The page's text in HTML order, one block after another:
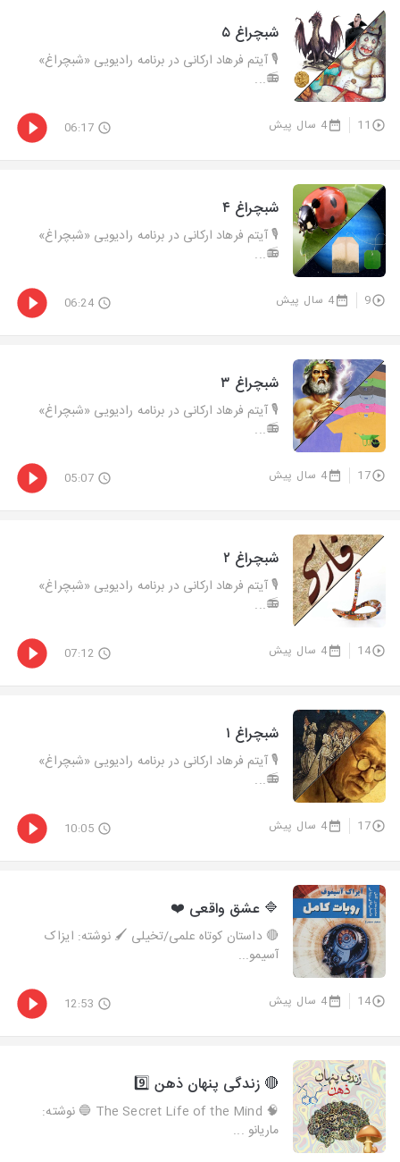
شبچراغ ۵
🎙 آیتم فرهاد ارکانی در برنامه رادیویی «شبچراغ»
📻...
11 4 سال پیش 06:17
شبچراغ ۴
🎙 آیتم فرهاد ارکانی در برنامه رادیویی «شبچراغ»
📻...
9 4 سال پیش 06:24
شبچراغ ۳
🎙 آیتم فرهاد ارکانی در برنامه رادیویی «شبچراغ»
📻...
17 4 سال پیش 05:07
شبچراغ ۲
🎙 آیتم فرهاد ارکانی در برنامه رادیویی «شبچراغ»
📻...
14 4 سال پیش 07:12
شبچراغ ۱
🎙 آیتم فرهاد ارکانی در برنامه رادیویی «شبچراغ»
📻...
17 4 سال پیش 10:05
🔷 عشق واقعی ❤️
🔴 داستان کوتاه علمی/تخیلی 🖌 نوشته: ایزاک
آسیمو...
14 4 سال پیش 12:53
🔴 زندگی پنهان ذهن 9️⃣
🧠 The Secret Life of the Mind 🔵 نوشته:
ماریانو ...